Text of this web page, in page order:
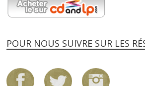
POUR NOUS SUIVRE SUR LES